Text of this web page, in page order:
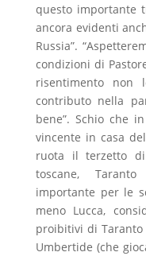
questo importante
ancora evidenti
Russia”.
condizioni di
risentimento
contributo nella
bene”. Schio che
vincente in casa
ruota il terzetto
toscane,
importante per le
meno Lucca,
proibitivi di Taranto
Umbertide (che